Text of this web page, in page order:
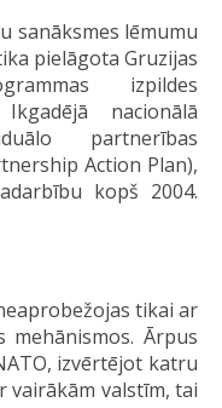
sanāksmes lēmumu
pielāgota Gruzijas
izpildes
nacionālā
partnerības
Action Plan),
kopš 2004.
tikai ar
Ārpus
izvērtējot katru
vairākām valstīm, tai